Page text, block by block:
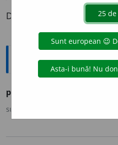
Definiția cu ID-ul 1162732:
Ortografice DOOM
pepene
sursa: